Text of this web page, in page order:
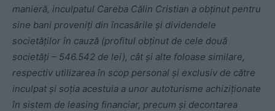
manieră, inculpatul Careba Călin Cristian a obţinut pentru
sine bani proveniţi din încasările şi dividendele
societăţilor în cauză (profitul obţinut de cele două
societăţi – 546.542 de lei), cât şi alte foloase similare,
respectiv utilizarea în scop personal şi exclusiv de către
inculpat şi soţia acestuia a unor autoturisme achiziţionate
în sistem de leasing financiar, precum şi decontarea